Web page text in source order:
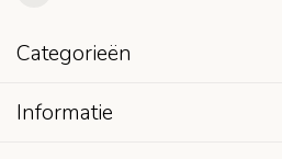
Categorieën
Informatie